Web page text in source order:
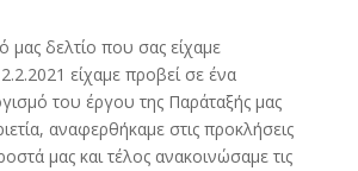
μας δελτίο που σας είχαμε
2.2.2021 είχαμε προβεί σε ένα
του έργου της Παράταξής μας
αναφερθήκαμε στις προκλήσεις
μας και τέλος ανακοινώσαμε τις